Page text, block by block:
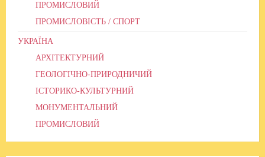
ПРОМИСЛОВИЙ
ПРОМИСЛОВІСТЬ / СПОРТ
УКРАЇНА
АРХІТЕКТУРНИЙ
ГЕОЛОГІЧНО-ПРИРОДНИЧИЙ
ІСТОРИКО-КУЛЬТУРНИЙ
МОНУМЕНТАЛЬНИЙ
ПРОМИСЛОВИЙ